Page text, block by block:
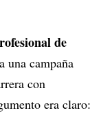
de
una campaña
con
era claro: